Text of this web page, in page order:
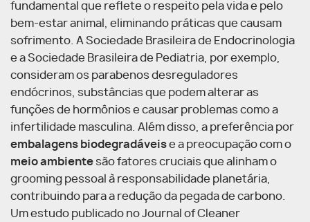
fundamental que reflete o respeito pela vida e pelo
bem-estar animal, eliminando práticas que causam
sofrimento. A Sociedade Brasileira de Endocrinologia
e a Sociedade Brasileira de Pediatria, por exemplo,
consideram os parabenos desreguladores
endócrinos, substâncias que podem alterar as
funções de hormônios e causar problemas como a
infertilidade masculina. Além disso, a preferência por
embalagens biodegradáveise a preocupação com o
meio ambiente são fatores cruciais que alinham o
grooming pessoal à responsabilidade planetária,
contribuindo para a redução da pegada de carbono.
Um estudo publicado no Journal of Cleaner